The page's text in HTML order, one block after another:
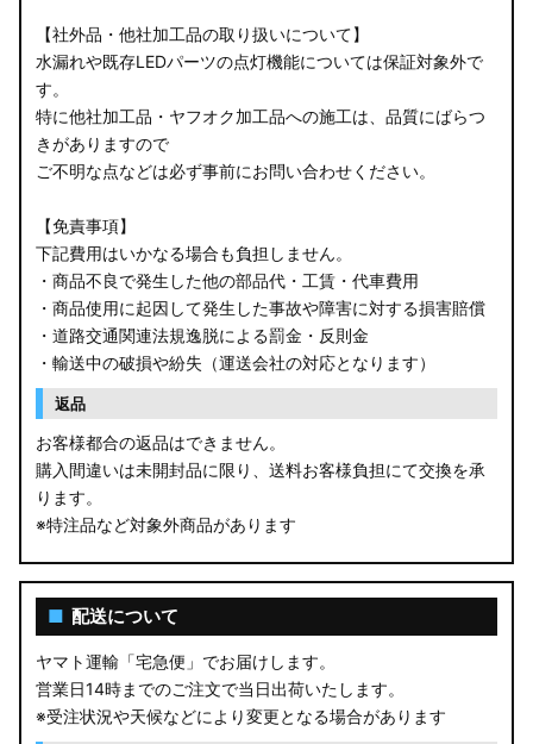
B34W/B35W/B37W/B38W ekクロススペース
B34W/B35W/B37W/B38W ekクロス
KG CX-8
GU クロストレック
GU インプレッサ
VN5 VNH レヴォーグ / レイバック
ZD8 BRZ
ZC6 BRZ
URJ201 LX570
AGL10W RX450h
USF/UVF4# LS600h
JF5/6 N-BOX カスタム
【社外品・他社加工品の取り扱いについて】
水漏れや既存LEDパーツの点灯機能については保証対象外で
す。
特に他社加工品・ヤフオク加工品への施工は、品質にばらつ
きがありますので
ご不明な点などは必ず事前にお問い合わせください。
【免責事項】
下記費用はいかなる場合も負担しません。
・商品不良で発生した他の部品代・工賃・代車費用
・商品使用に起因して発生した事故や障害に対する損害賠償
・道路交通関連法規逸脱による罰金・反則金
・輸送中の破損や紛失（運送会社の対応となります）
返品
お客様都合の返品はできません。
購入間違いは未開封品に限り、送料お客様負担にて交換を承
ります。
※特注品など対象外商品があります
■ 配送について
ヤマト運輸「宅急便」でお届けします。
営業日14時までのご注文で当日出荷いたします。
※受注状況や天候などにより変更となる場合があります